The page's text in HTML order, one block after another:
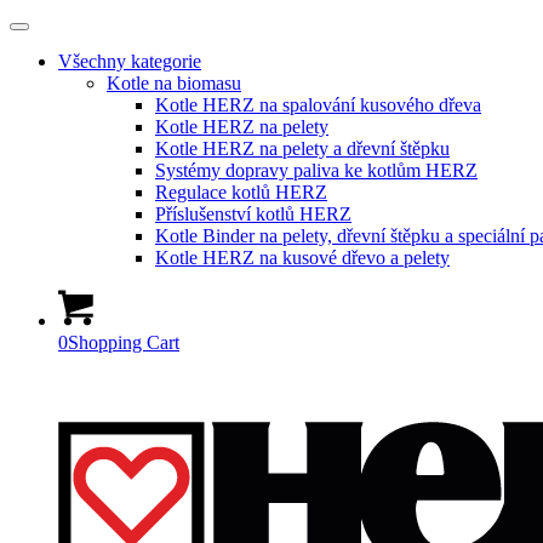
Všechny kategorie
Kotle na biomasu
Kotle HERZ na spalování kusového dřeva
Kotle HERZ na pelety
Kotle HERZ na pelety a dřevní štěpku
Systémy dopravy paliva ke kotlům HERZ
Regulace kotlů HERZ
Příslušenství kotlů HERZ
Kotle Binder na pelety, dřevní štěpku a speciální
Kotle HERZ na kusové dřevo a pelety
0Shopping Cart